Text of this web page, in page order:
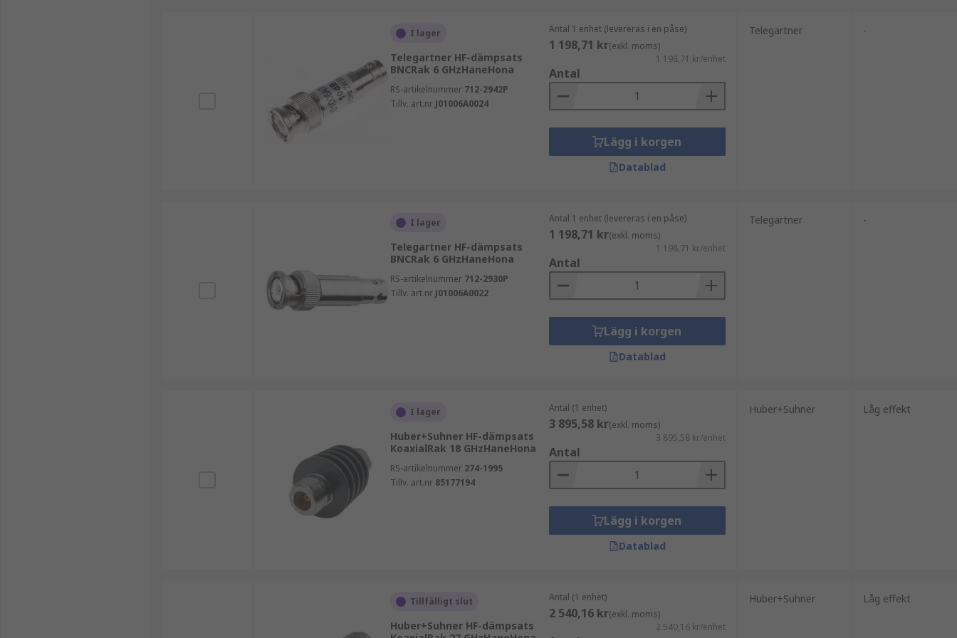
I lager
Telegartner HF-dämpsats
BNCRak 6 GHzHaneHona
RS-artikelnummer 712-2942P
Tillv. art.nr J01006A0024
Antal 1 enhet (levereras i en påse)
1 198,71 kr(exkl. moms)
1 198,71 kr/enhet
Antal
Lägg i korgen
Datablad
Telegartner -
I lager
Telegartner HF-dämpsats
BNCRak 6 GHzHaneHona
RS-artikelnummer 712-2930P
Tillv. art.nr J01006A0022
Antal 1 enhet (levereras i en påse)
1 198,71 kr(exkl. moms)
1 198,71 kr/enhet
Antal
Lägg i korgen
Datablad
Telegartner -
I lager
Huber+Suhner HF-dämpsats
KoaxialRak 18 GHzHaneHona
RS-artikelnummer 274-1995
Tillv. art.nr 85177194
Antal (1 enhet)
3 895,58 kr(exkl. moms)
3 895,58 kr/enhet
Antal
Lägg i korgen
Datablad
Huber+Suhner Låg effekt
Tillfälligt slut
Huber+Suhner HF-dämpsats
Antal (1 enhet)
2 540,16 kr(exkl. moms)
2 540,16 kr/enhet
Huber+Suhner Låg effekt